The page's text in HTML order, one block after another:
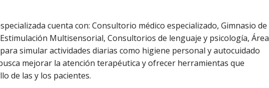
cuenta con: Consultorio médico especializado, Gimnasio de
Multisensorial, Consultorios de lenguaje y psicología, Área
simular actividades diarias como higiene personal y autocuidado
mejorar la atención terapéutica y ofrecer herramientas que
de las y los pacientes.